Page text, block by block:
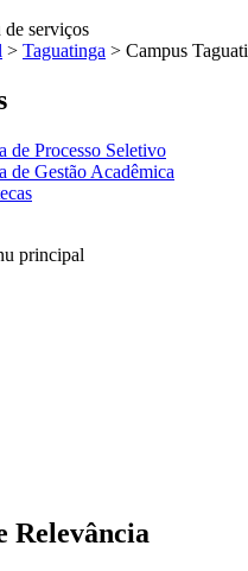
serviços
> Taguatinga > Campus
de Processo Seletivo
de Gestão Acadêmica
principal
Relevância